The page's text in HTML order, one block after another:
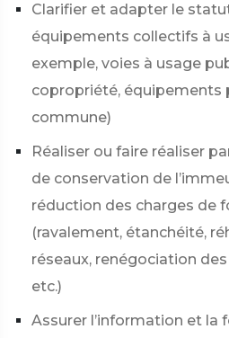
Clarifier et adapter le
équipements collectifs à
exemple, voies à usage
copropriété, équipements
commune)
Réaliser ou faire réaliser
de conservation de
réduction des charges de
(ravalement, étanchéité,
réseaux, renégociation
etc.)
Assurer l’information et la